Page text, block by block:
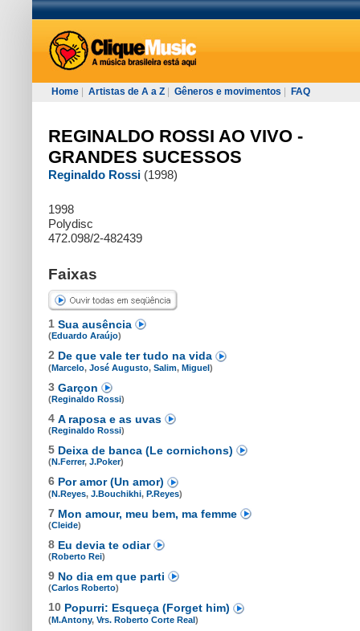
Home Artistas de A a Z Gêneros e movimentos FAQ
REGINALDO ROSSI AO VIVO -
GRANDES SUCESSOS
Reginaldo Rossi (1998)
1998
Polydisc
472.098/2-482439
Faixas
1 Sua ausência
(Eduardo Araújo)
2 De que vale ter tudo na vida
(Marcelo, José Augusto, Salim, Miguel)
3 Garçon
(Reginaldo Rossi)
4 A raposa e as uvas
(Reginaldo Rossi)
5 Deixa de banca (Le cornichons)
(N.Ferrer, J.Poker)
6 Por amor (Un amor)
(N.Reyes, J.Bouchikhi, P.Reyes)
7 Mon amour, meu bem, ma femme
(Cleide)
8 Eu devia te odiar
(Roberto Rei)
9 No dia em que parti
(Carlos Roberto)
10 Popurri: Esqueça (Forget him)
(M.Antony, Vrs. Roberto Corte Real)